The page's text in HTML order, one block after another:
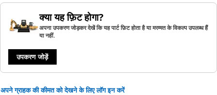
क्या यह फ़िट होगा?
अपना उपकरण जोड़कर देखें कि यह पार्ट फ़िट होता है या मरम्मत के विकल्प उपलब्ध हैं
या नहीं.
उपकरण जोड़ें
अपने ग्राहक की कीमत को देखने के लिए लॉग इन करें